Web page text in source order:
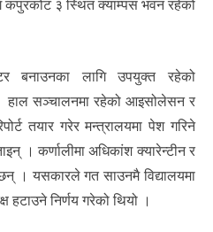
कपुरकोट ३ स्थित क्याम्पस भवन रहेको
बनाउनका लागि उपयुक्त रहेको
हाल सञ्चालनमा रहेको आइसोलेसन र
तयार गरेर मन्त्रालयमा पेश गरिने
। कर्णालीमा अधिकांश क्यारेन्टीन र
। यसकारले गत साउनमै विद्यालयमा
हटाउने निर्णय गरेको थियो ।